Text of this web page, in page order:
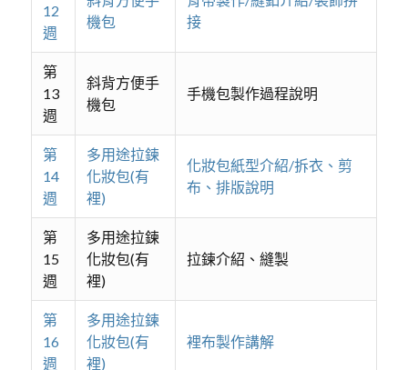
12
週
機包
接
第
13
週
斜背方便手
機包
手機包製作過程說明
第
14
週
多用途拉鍊
化妝包(有
裡)
化妝包紙型介紹/拆衣、剪
布、排版說明
第
15
週
多用途拉鍊
化妝包(有
裡)
拉鍊介紹、縫製
第
16
週
多用途拉鍊
化妝包(有
裡)
裡布製作講解